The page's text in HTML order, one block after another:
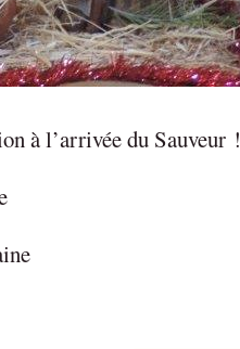
à l’arrivée du Sauveur !